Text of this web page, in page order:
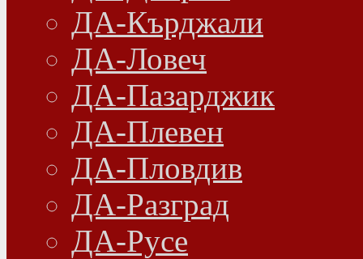
ДА-Кърджали
ДА-Ловеч
ДА-Пазарджик
ДА-Плевен
ДА-Пловдив
ДА-Разград
ДА-Русе